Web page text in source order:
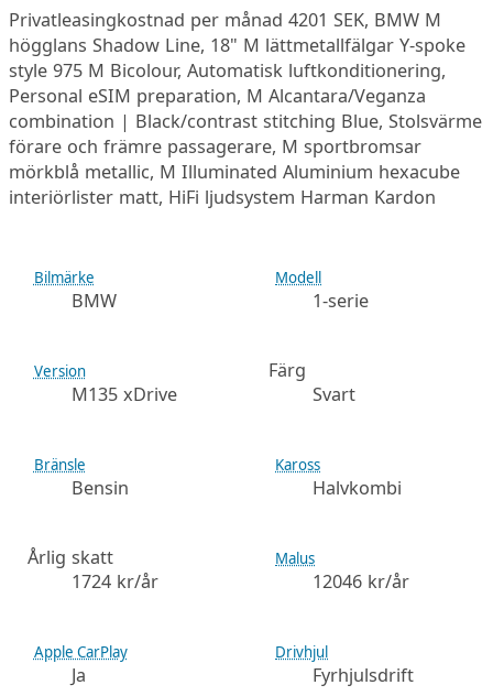
Privatleasingkostnad per månad 4201 SEK, BMW M
högglans Shadow Line, 18" M lättmetallfälgar Y-spoke
style 975 M Bicolour, Automatisk luftkonditionering,
Personal eSIM preparation, M Alcantara/Veganza
combination | Black/contrast stitching Blue, Stolsvärme
förare och främre passagerare, M sportbromsar
mörkblå metallic, M Illuminated Aluminium hexacube
interiörlister matt, HiFi ljudsystem Harman Kardon
Bilmärke
BMW
Modell
1-serie
Version
M135 xDrive
Färg
Svart
Bränsle
Bensin
Kaross
Halvkombi
Årlig skatt
1724 kr/år
Malus
12046 kr/år
Apple CarPlay
Ja
Drivhjul
Fyrhjulsdrift